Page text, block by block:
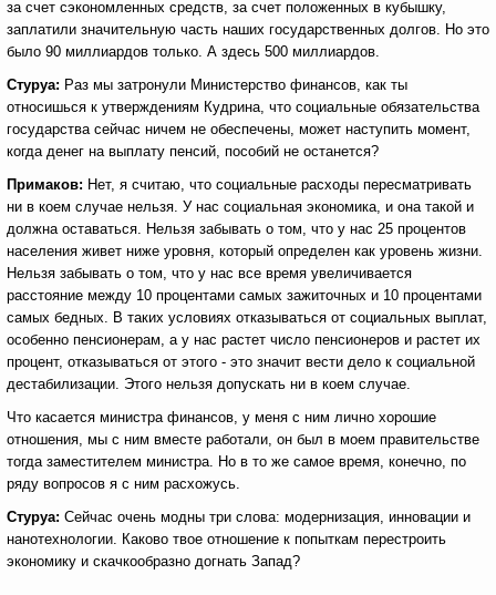
за счет сэкономленных средств, за счет положенных в кубышку,
заплатили значительную часть наших государственных долгов. Но это
было 90 миллиардов только. А здесь 500 миллиардов.
Стуруа: Раз мы затронули Министерство финансов, как ты
относишься к утверждениям Кудрина, что социальные обязательства
государства сейчас ничем не обеспечены, может наступить момент,
когда денег на выплату пенсий, пособий не останется?
Примаков: Нет, я считаю, что социальные расходы пересматривать
ни в коем случае нельзя. У нас социальная экономика, и она такой и
должна оставаться. Нельзя забывать о том, что у нас 25 процентов
населения живет ниже уровня, который определен как уровень жизни.
Нельзя забывать о том, что у нас все время увеличивается
расстояние между 10 процентами самых зажиточных и 10 процентами
самых бедных. В таких условиях отказываться от социальных выплат,
особенно пенсионерам, а у нас растет число пенсионеров и растет их
процент, отказываться от этого - это значит вести дело к социальной
дестабилизации. Этого нельзя допускать ни в коем случае.
Что касается министра финансов, у меня с ним лично хорошие
отношения, мы с ним вместе работали, он был в моем правительстве
тогда заместителем министра. Но в то же самое время, конечно, по
ряду вопросов я с ним расхожусь.
Стуруа: Сейчас очень модны три слова: модернизация, инновации и
нанотехнологии. Каково твое отношение к попыткам перестроить
экономику и скачкообразно догнать Запад?